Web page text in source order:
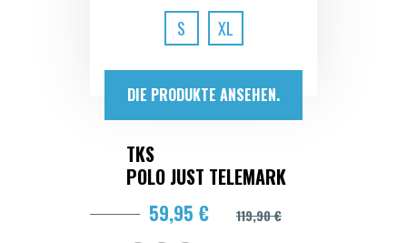
S
XL
DIE PRODUKTE ANSEHEN.
TKS
POLO JUST TELEMARK
59,95 €
119,90 €